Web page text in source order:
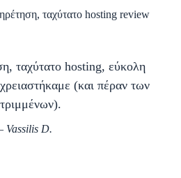
ταχύτατο hosting, εύκολη
(και πέραν των
Vassilis D.